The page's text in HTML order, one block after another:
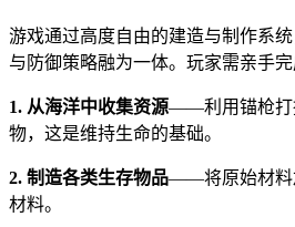
游戏通过高度自由的建造与制作系
与防御策略融为一体。玩家需亲手完
1. 从海洋中收集资源——利用锚枪打
物，这是维持生命的基础。
2. 制造各类生存物品——将原始材料
材料。